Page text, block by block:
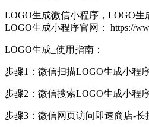
LOGO生成微信小程序，LOGO生
LOGO生成小程序官网： https://
LOGO生成_使用指南：
步骤1：微信扫描LOGO生成小程
步骤2：微信搜索LOGO生成小程
步骤3：微信网页访问即速商店-长